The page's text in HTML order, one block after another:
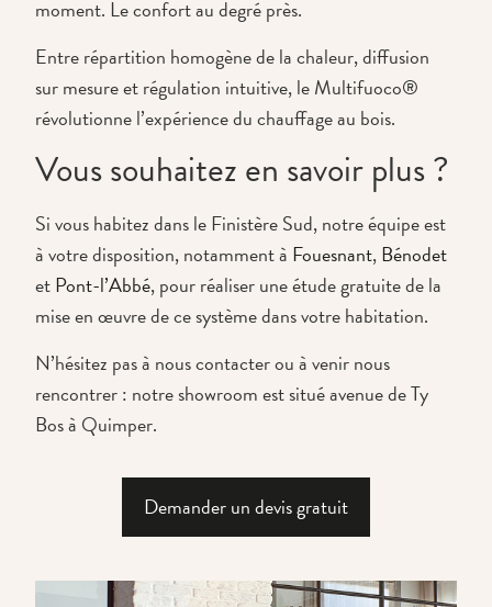
moment. Le confort au degré près.
Entre répartition homogène de la chaleur, diffusion
sur mesure et régulation intuitive, le Multifuoco®
révolutionne l’expérience du chauffage au bois.
Vous souhaitez en savoir plus ?
Si vous habitez dans le Finistère Sud, notre équipe est
à votre disposition, notamment à Fouesnant,Bénodet
etPont-l’Abbé, pour réaliser une étude gratuite de la
mise en œuvre de ce système dans votre habitation.
N’hésitez pas à nous contacter ou à venir nous
rencontrer : notre showroom est situé avenue de Ty
Bos à Quimper.
Demander un devis gratuit